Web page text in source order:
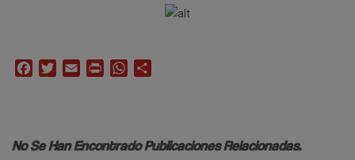
FacebookTwitterEmail Print WhatsApp
No Se Han Encontrado Publicaciones Relacionadas.